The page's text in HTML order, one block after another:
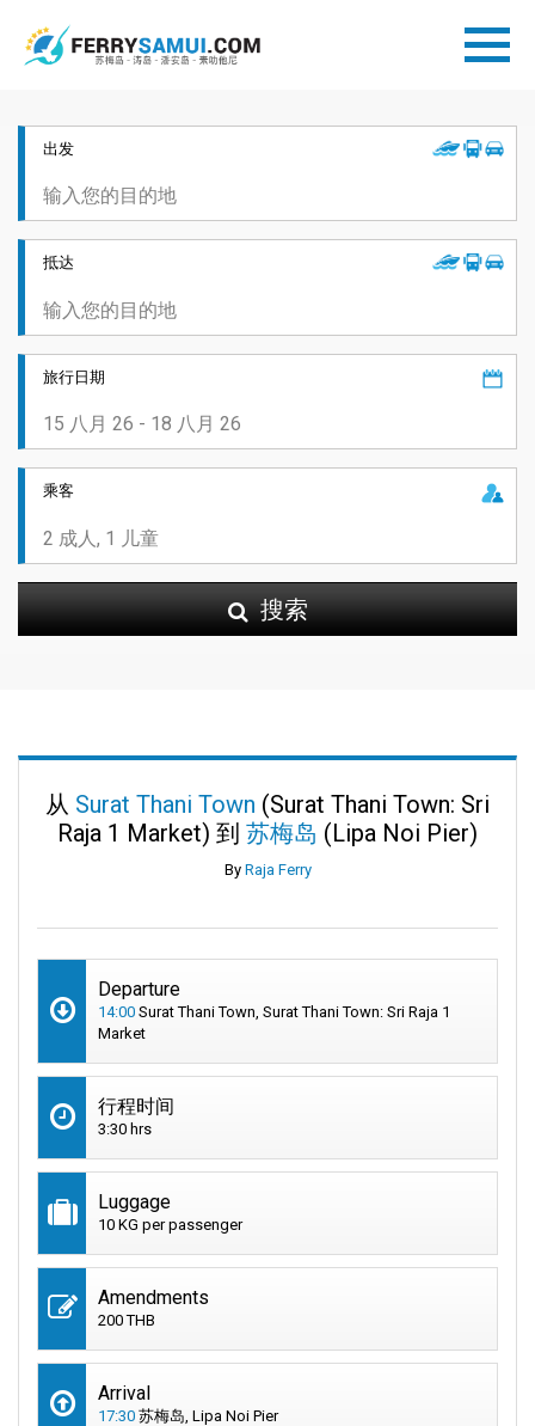
出发
抵达
旅行日期
乘客
搜索
从 Surat Thani Town (Surat Thani Town: Sri
Raja 1 Market) 到 苏梅岛 (Lipa Noi Pier)
By Raja Ferry
Departure
14:00 Surat Thani Town, Surat Thani Town: Sri Raja 1
Market
行程时间
3:30 hrs
Luggage
10 KG per passenger
Amendments
200 THB
Arrival
17:30 苏梅岛, Lipa Noi Pier